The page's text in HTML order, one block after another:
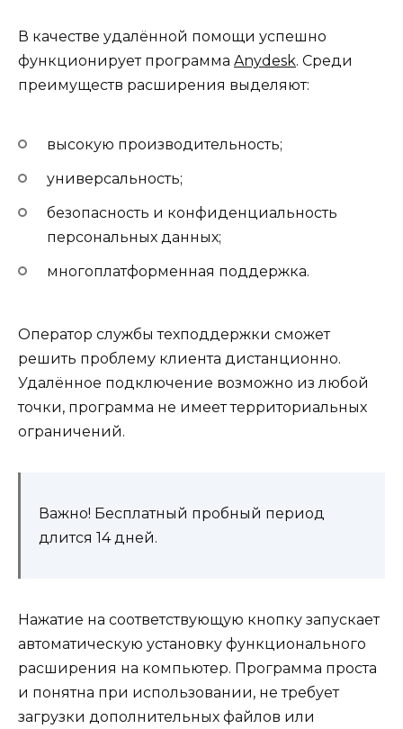
В качестве удалённой помощи успешно
функционирует программа Anydesk. Среди
преимуществ расширения выделяют:
высокую производительность;
универсальность;
безопасность и конфиденциальность
персональных данных;
многоплатформенная поддержка.
Оператор службы техподдержки сможет
решить проблему клиента дистанционно.
Удалённое подключение возможно из любой
точки, программа не имеет территориальных
ограничений.
Важно! Бесплатный пробный период
длится 14 дней.
Нажатие на соответствующую кнопку запускает
автоматическую установку функционального
расширения на компьютер. Программа проста
и понятна при использовании, не требует
загрузки дополнительных файлов или